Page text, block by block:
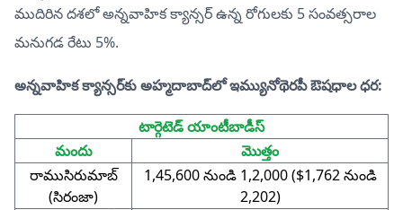
ముదిరిన దశలో అన్నవాహిక క్యాన్సర్ ఉన్న రోగులకు 5 సంవత్సరాల
మనుగడ రేటు 5%.
అన్నవాహిక క్యాన్సర్‌కు అహ్మదాబాద్‌లో ఇమ్యునోథెరపీ ఔషధాల ధర:
టార్గెటెడ్ యాంటీబాడీస్
మందు
మొత్తం
రాముసిరుమాబ్
(సిరంజా)
1,45,600 నుండి 1,2,000 ($1,762 నుండి
2,202)